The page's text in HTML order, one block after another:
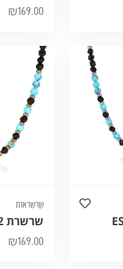
₪169.00
שרשראות
שרשרת ESI350-2
₪169.00